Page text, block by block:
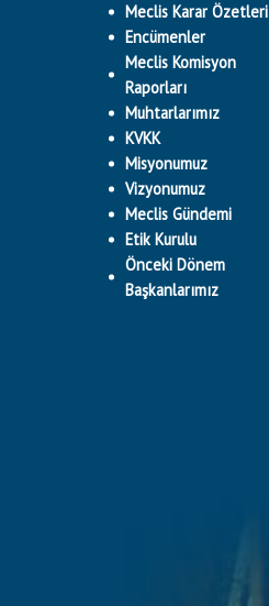
Meclis Karar Özetleri
Encümenler
Meclis Komisyon
Raporları
Muhtarlarımız
KVKK
Misyonumuz
Vizyonumuz
Meclis Gündemi
Etik Kurulu
Önceki Dönem
Başkanlarımız